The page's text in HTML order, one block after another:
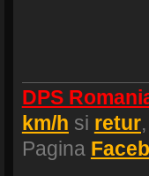
DPS
km/h si retur,
Pagina